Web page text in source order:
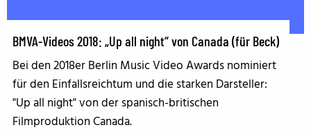
BMVA-Videos 2018: „Up all night“ von Canada (für Beck)
Bei den 2018er Berlin Music Video Awards nominiert
für den Einfallsreichtum und die starken Darsteller:
"Up all night" von der spanisch-britischen
Filmproduktion Canada.